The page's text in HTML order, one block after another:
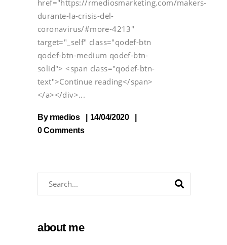
href="https://rmediosmarketing.com/makers-
durante-la-crisis-del-
coronavirus/#more-4213"
target="_self" class="qodef-btn
qodef-btn-medium qodef-btn-
solid"> <span class="qodef-btn-
text">Continue reading</span>
</a></div>
By rmedios
14/04/2020
0 Comments
about me